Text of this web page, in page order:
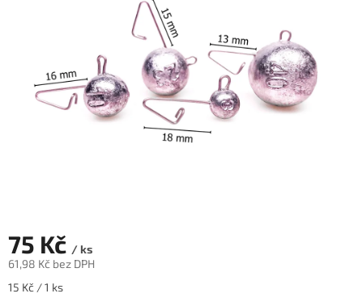
75 Kč / ks
61,98 Kč bez DPH
Měrná
15 Kč / 1 ks